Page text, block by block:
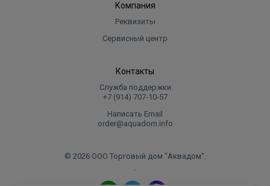
Компания
Реквизиты
Сервисный центр
Контакты
Служба поддержки
+7 (914) 707‑10‑57
Написать Email
order@aquadom.info
© 2026 ООО Торговый дом "Аквадом".
.